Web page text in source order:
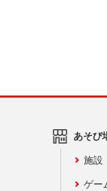
あそび
施設
ゲー